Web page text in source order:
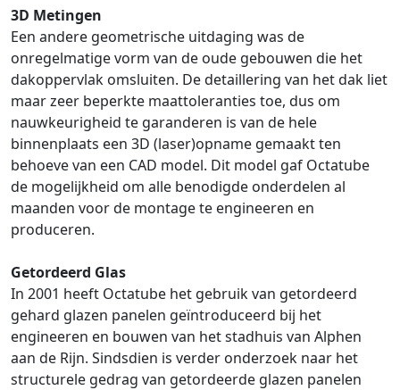
3D Metingen
Een andere geometrische uitdaging was de
onregelmatige vorm van de oude gebouwen die het
dakoppervlak omsluiten. De detaillering van het dak liet
maar zeer beperkte maattoleranties toe, dus om
nauwkeurigheid te garanderen is van de hele
binnenplaats een 3D (laser)opname gemaakt ten
behoeve van een CAD model. Dit model gaf Octatube
de mogelijkheid om alle benodigde onderdelen al
maanden voor de montage te engineeren en
produceren.
Getordeerd Glas
In 2001 heeft Octatube het gebruik van getordeerd
gehard glazen panelen geïntroduceerd bij het
engineeren en bouwen van het stadhuis van Alphen
aan de Rijn. Sindsdien is verder onderzoek naar het
structurele gedrag van getordeerde glazen panelen